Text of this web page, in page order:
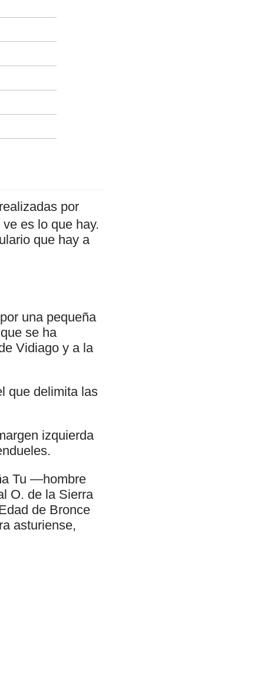
por
es lo que hay.
que hay a
una pequeña
se ha
Vidiago y a la
que delimita las
izquierda
Tu —hombre
O. de la Sierra
de Bronce
asturiense,